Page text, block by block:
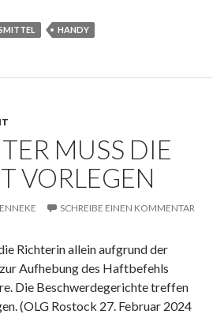
HANDY
MUSS DIE
VORLEGEN
SCHREIBE EINEN KOMMENTAR
Richterin allein aufgrund der
Aufhebung des Haftbefehls
Die Beschwerdegerichte treffen
(OLG Rostock 27. Februar 2024